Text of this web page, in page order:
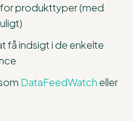
produkttyper (med
få indsigt i de enkelte
DataFeedWatch eller